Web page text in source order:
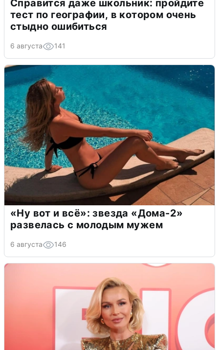
Справится даже школьник: пройдите
тест по географии, в котором очень
стыдно ошибиться
6 августа 141
«Ну вот и всё»: звезда «Дома-2»
развелась с молодым мужем
6 августа 146